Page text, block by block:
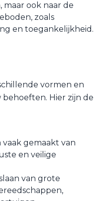
maar ook naar de
zoals
en toegankelijkheid.
vormen en
Hier zijn de
vaak gemaakt van
en veilige
van grote